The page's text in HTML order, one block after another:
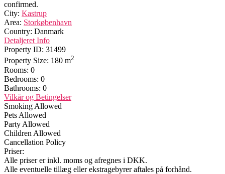
confirmed.
City: Kastrup
Area: Storkøbenhavn
Country: Danmark
Detaljeret Info
Property ID: 31499
Property Size: 180 m2
Rooms: 0
Bedrooms: 0
Bathrooms: 0
Vilkår og Betingelser
Smoking Allowed
Pets Allowed
Party Allowed
Children Allowed
Cancellation Policy
Priser:
Alle priser er inkl. moms og afregnes i DKK.
Alle eventuelle tillæg eller ekstragebyrer aftales på forhånd.